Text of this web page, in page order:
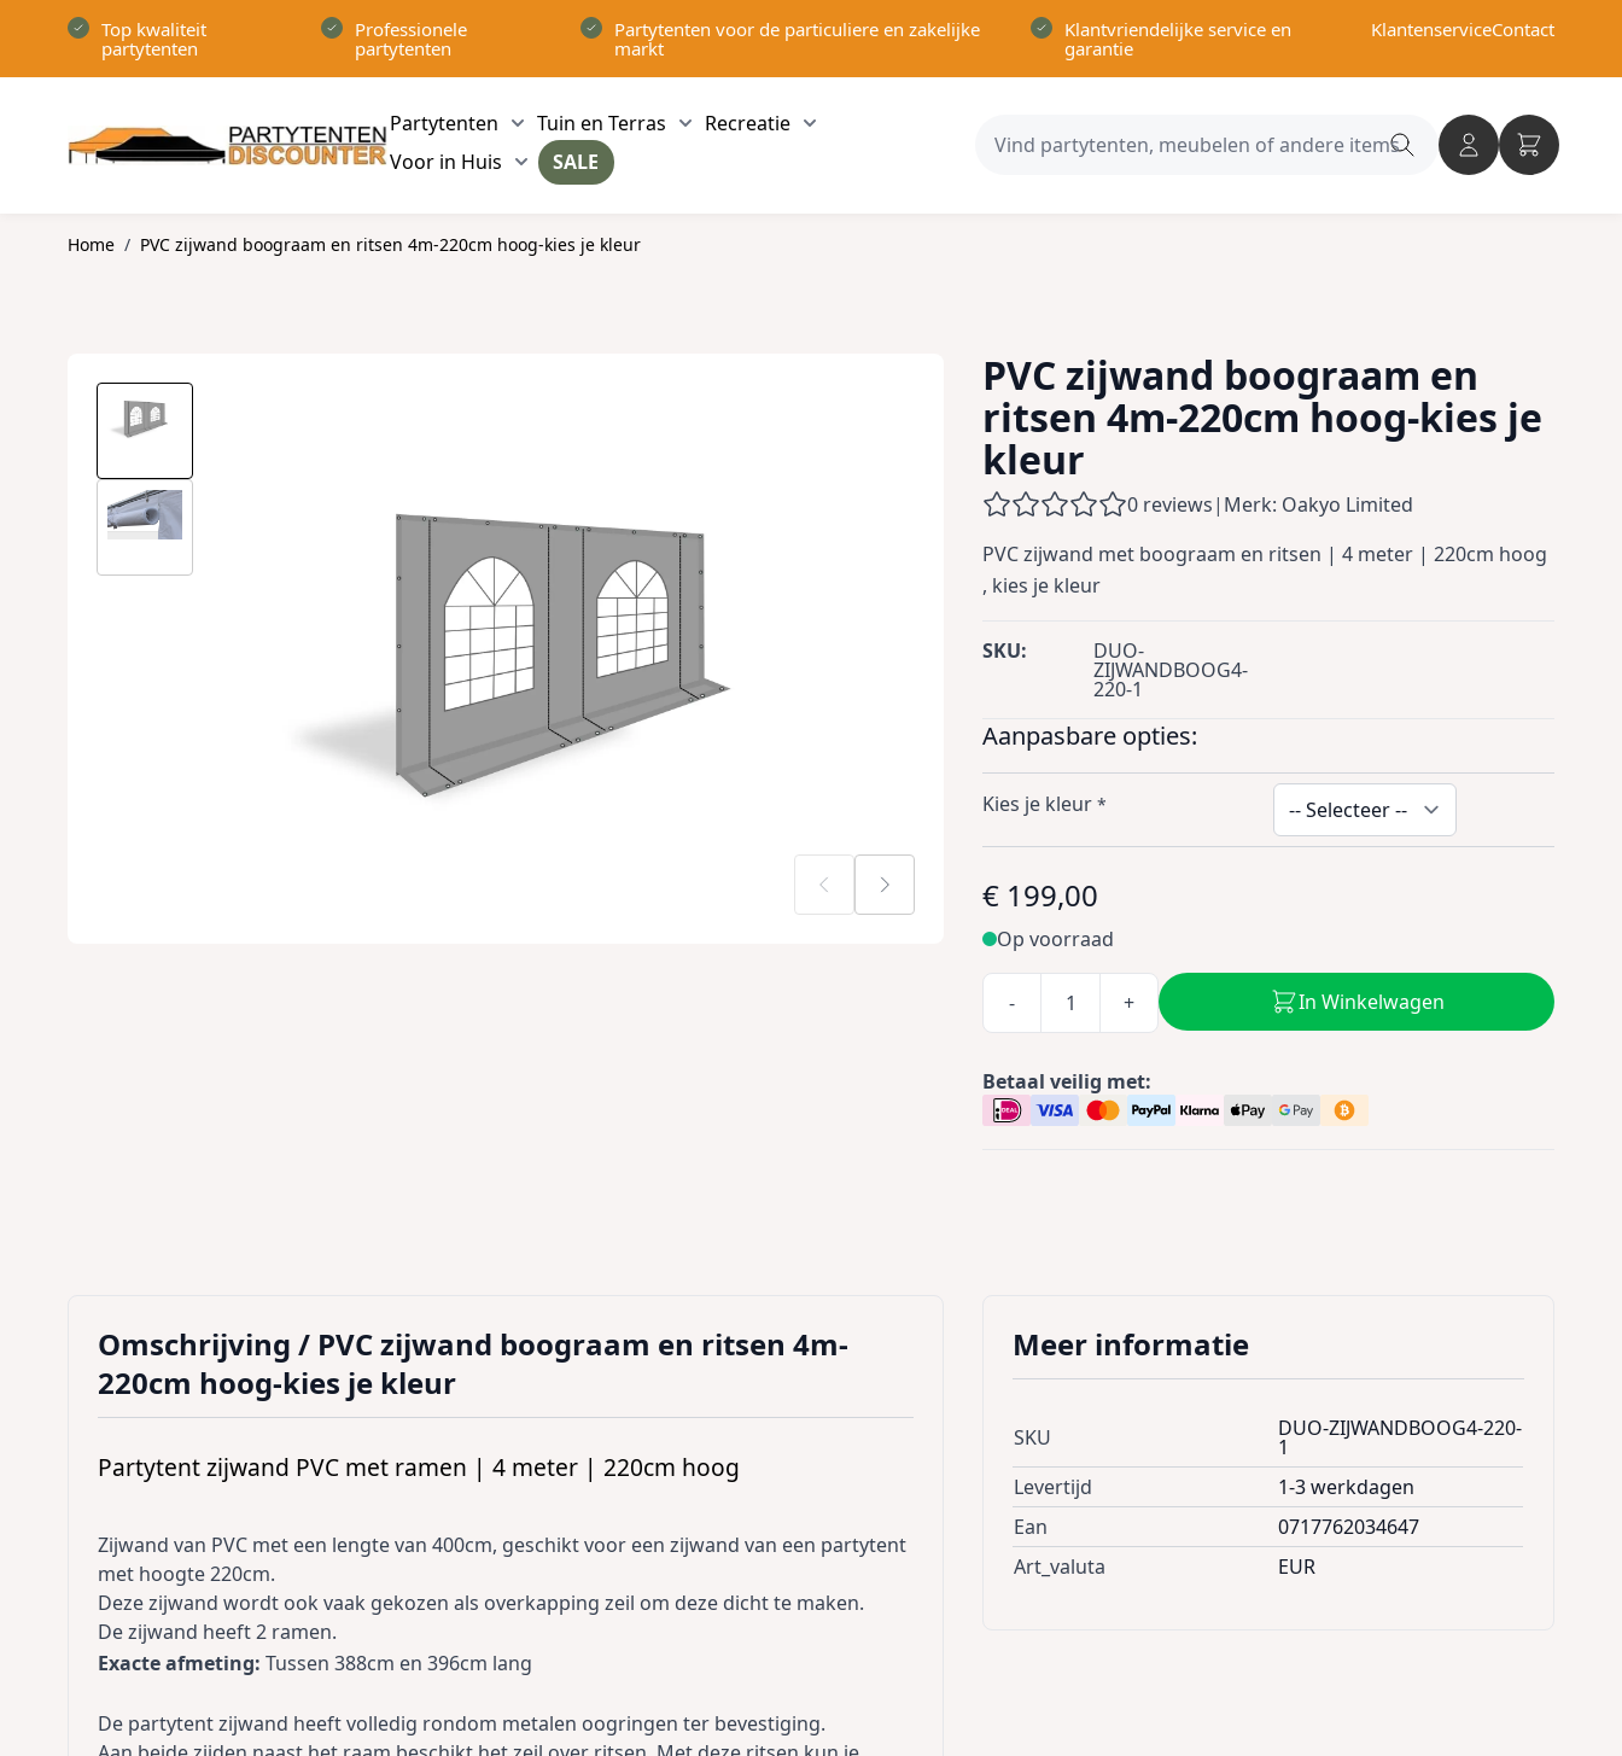
Top kwaliteit
partytenten
Professionele
partytenten
Partytenten voor de particuliere en zakelijke
markt
Klantvriendelijke service en
garantie
KlantenserviceContact
Partytenten
Show submenu for Partytenten category
Tuin en Terras
Show submenu for Tuin en Terras category
Recreatie
Show submenu for Recreatie category
Voor in Huis
Show submenu for Voor in Huis category
SALE
Search
Home / PVC zijwand boograam en ritsen 4m-220cm hoog-kies je kleur
PVC zijwand boograam en
ritsen 4m-220cm hoog-kies je
kleur
0 reviews| Merk: Oakyo Limited
PVC zijwand met boograam en ritsen | 4 meter | 220cm hoog
, kies je kleur
SKU: DUO-
ZIJWANDBOOG4-
220-1
Aanpasbare opties:
Kies je kleur *
€ 199,00
Op voorraad
- + In Winkelwagen
Betaal veilig met:
Omschrijving / PVC zijwand boograam en ritsen 4m-
220cm hoog-kies je kleur
Partytent zijwand PVC met ramen | 4 meter | 220cm hoog
Zijwand van PVC met een lengte van 400cm, geschikt voor een zijwand van een partytent
met hoogte 220cm.
Deze zijwand wordt ook vaak gekozen als overkapping zeil om deze dicht te maken.
De zijwand heeft 2 ramen.
Exacte afmeting: Tussen 388cm en 396cm lang
De partytent zijwand heeft volledig rondom metalen oogringen ter bevestiging.
Meer informatie
SKU DUO-ZIJWANDBOOG4-220-
1
Levertijd
1-3 werkdagen
Ean
0717762034647
Art_valuta
EUR